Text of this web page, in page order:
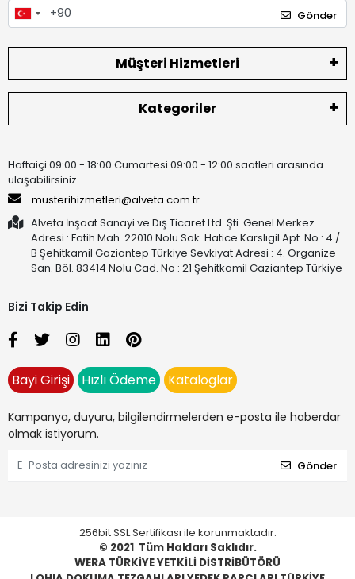
Gönder
Müşteri Hizmetleri
Kategoriler
Haftaiçi 09:00 - 18:00 Cumartesi 09:00 - 12:00 saatleri arasında
ulaşabilirsiniz.
musterihizmetleri@alveta.com.tr
Alveta İnşaat Sanayi ve Dış Ticaret Ltd. Şti. Genel Merkez
Adresi : Fatih Mah. 22010 Nolu Sok. Hatice Karslıgil Apt. No : 4 /
B Şehitkamil Gaziantep Türkiye Sevkiyat Adresi : 4. Organize
San. Böl. 83414 Nolu Cad. No : 21 Şehitkamil Gaziantep Türkiye
Bizi Takip Edin
Bayi Girişi Hızlı Ödeme Kataloglar
Kampanya, duyuru, bilgilendirmelerden e-posta ile haberdar
olmak istiyorum.
Gönder
256bit SSL Sertifikası ile korunmaktadır.
© 2021 Tüm Hakları Saklıdır.
WERA TÜRKİYE YETKİLİ DİSTRİBÜTÖRÜ